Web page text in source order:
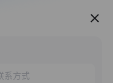
服务推荐